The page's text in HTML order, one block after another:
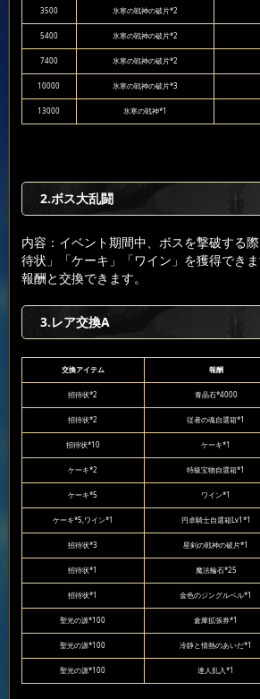
3500 氷寒の戦神の破片*2
5400 氷寒の戦神の破片*2
7400 氷寒の戦神の破片*2
10000 氷寒の戦神の破片*3
13000 氷寒の戦神*1
2.ボス大乱闘
内容：イベント期間中、ボスを撃破する
待状」「ケーキ」「ワイン」を獲得でき
報酬と交換できます。
3.レア交換A
交換アイテム 報酬
招待状*2 青晶石*4000
招待状*2 従者の魂自選箱*1
招待状*10 ケーキ*1
ケーキ*2 特級宝物自選箱*1
ケーキ*5 ワイン*1
ケーキ*5,ワイン*1 円卓騎士自選箱Lv1*1
招待状*3 星剣の戦神の破片*1
招待状*1 魔法輪石*25
招待状*1 金色のジングルベル*1
聖光の源*100 倉庫拡張券*1
聖光の源*100 冷静と情熱のあいだ*1
聖光の源*100 達人乱入*1